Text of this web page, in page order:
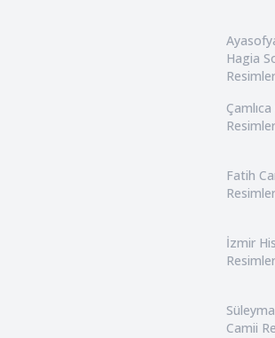
Hagia
Fatih
İzmir
Camii